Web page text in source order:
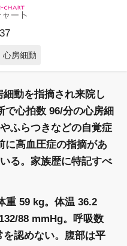
心房細動
動を指摘され来院し
で心拍数 96/分の心房細
ふらつきなどの自覚症
に高血圧症の指摘があ
る。家族歴に特記すべ
重 59 kg。体温 36.2
88 mmHg。呼吸数
認めない。腹部は平